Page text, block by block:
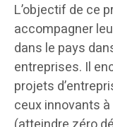
L’objectif de ce
accompagner
dans le pays
entreprises. Il
projets
ceux innovants